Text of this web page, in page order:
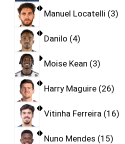
Manuel Locatelli 3
Danilo 4
Moise Kean 3
Harry Maguire 26
Vitinha Ferreira 16
Nuno Mendes 15